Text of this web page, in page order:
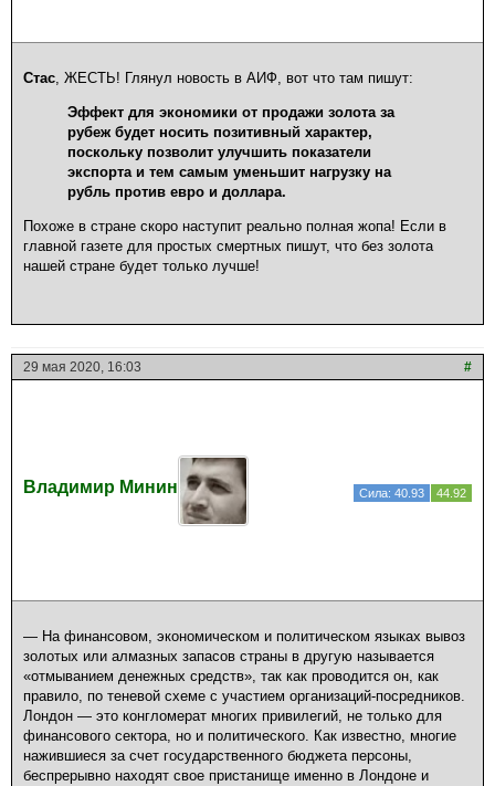
Стас, ЖЕСТЬ! Глянул новость в АИФ, вот что там пишут:
Эффект для экономики от продажи золота за
рубеж будет носить позитивный характер,
поскольку позволит улучшить показатели
экспорта и тем самым уменьшит нагрузку на
рубль против евро и доллара.
Похоже в стране скоро наступит реально полная жопа! Если в
главной газете для простых смертных пишут, что без золота
нашей стране будет только лучше!
29 мая 2020, 16:03 #
Владимир Минин Сила: 40.93 44.92
— На финансовом, экономическом и политическом языках вывоз
золотых или алмазных запасов страны в другую называется
«отмыванием денежных средств», так как проводится он, как
правило, по теневой схеме с участием организаций-посредников.
Лондон — это конгломерат многих привилегий, не только для
финансового сектора, но и политического. Как известно, многие
нажившиеся за счет государственного бюджета персоны,
беспрерывно находят свое пристанище именно в Лондоне и